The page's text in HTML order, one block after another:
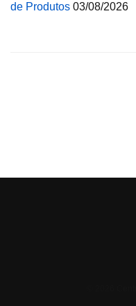
de Produtos 03/08/2026